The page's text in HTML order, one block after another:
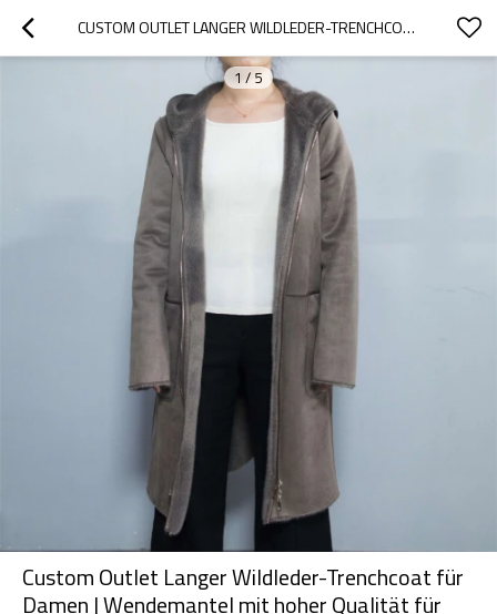
CUSTOM OUTLET LANGER WILDLEDER-TRENCHCOAT FÜR DAMEN | WENDEMANTEL MIT HOHER QUALITÄT FÜR DAMEN
1 / 5
Custom Outlet Langer Wildleder-Trenchcoat für
Damen | Wendemantel mit hoher Qualität für